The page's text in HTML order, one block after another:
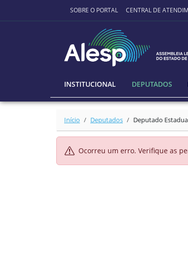
Ir para o conteúdo principal
SOBRE O PORTAL CENTRAL DE
INSTITUCIONAL DEPUTADOS
Início Deputados Deputado
Ocorreu um erro. Verifique as